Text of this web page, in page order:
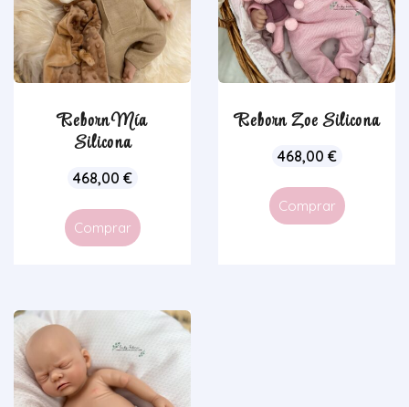
Reborn Mía
Silicona
468,00 €
Comprar
Reborn Zoe Silicona
468,00 €
Comprar